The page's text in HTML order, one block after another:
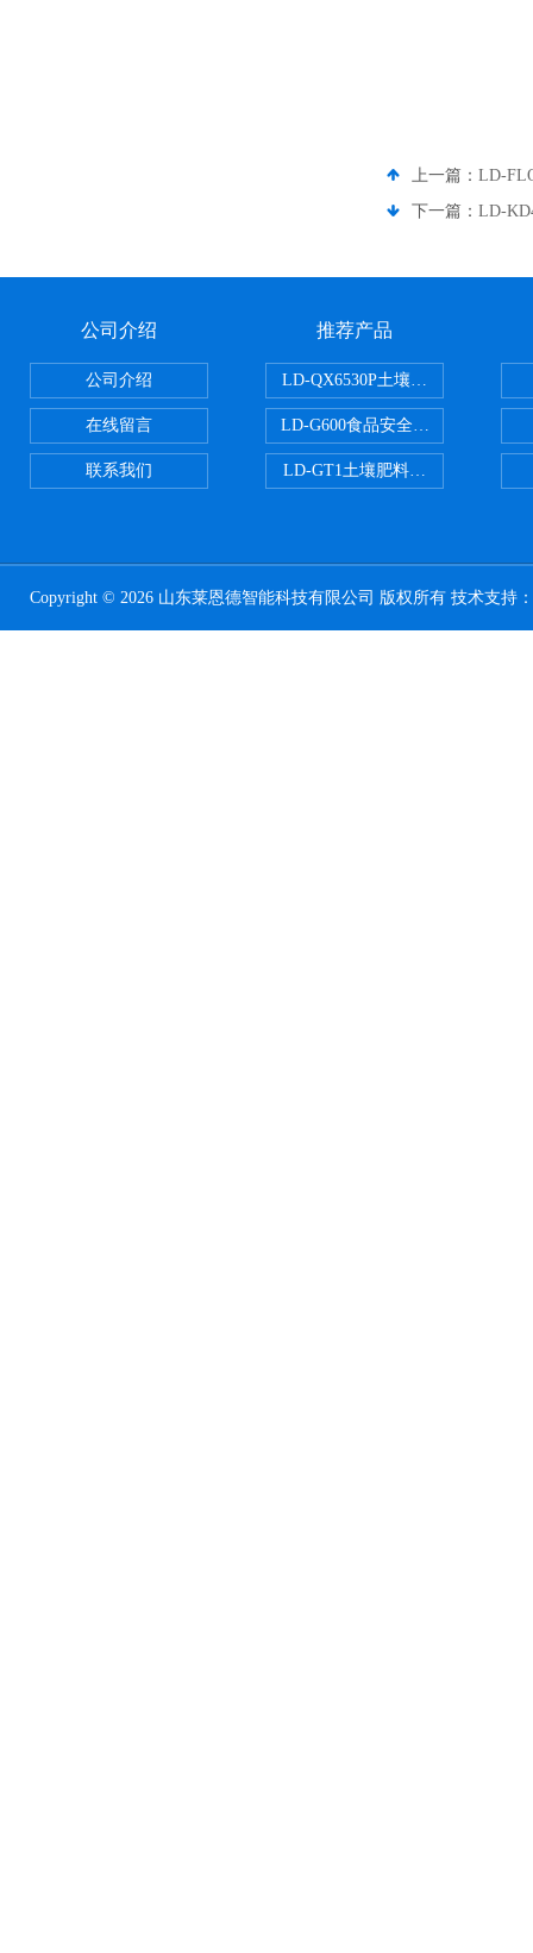
上一篇： LD-
下一篇： LD-
公司介绍
公司介绍
在线留言
联系我们
推荐产品
LD-QX6530P土壤氧化还原电位检
LD-G600食品安全检测仪
LD-GT1土壤肥料养分检测仪
Copyright © 2026 山东莱恩德智能科技有限公司 版权所有 技术支持：